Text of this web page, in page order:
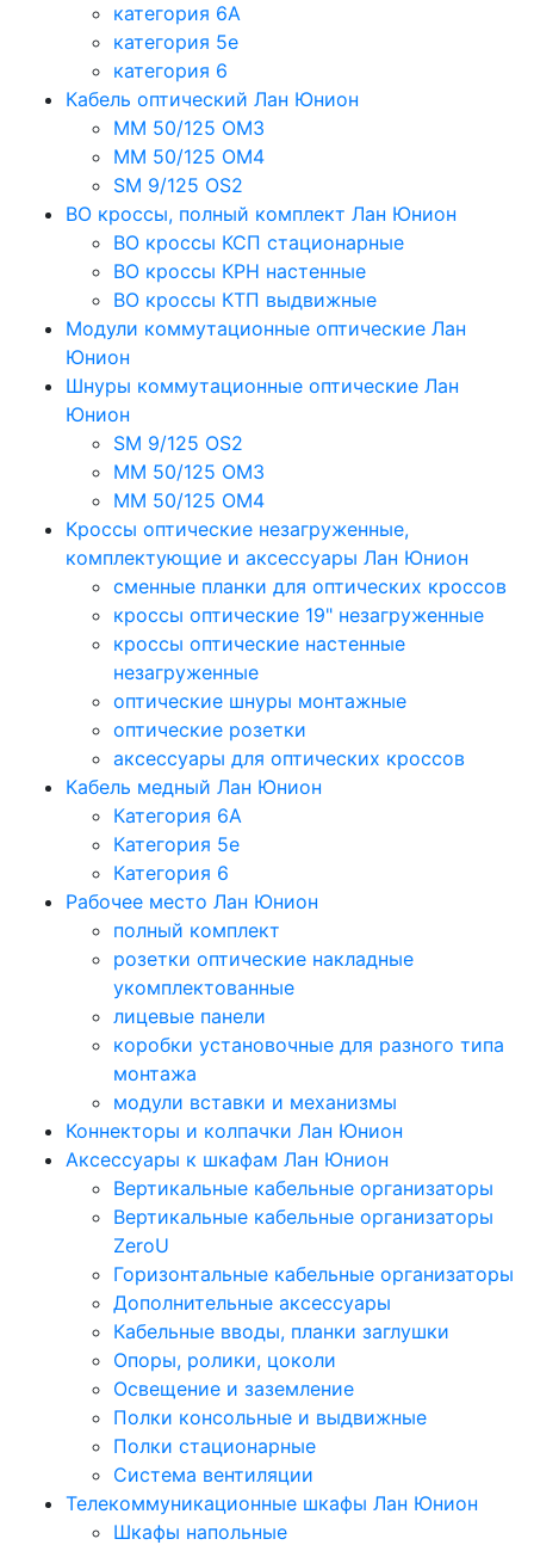
категория 6A
категория 5e
категория 6
Кабель оптический Лан Юнион
MM 50/125 OM3
MM 50/125 OM4
SM 9/125 OS2
ВО кроссы, полный комплект Лан Юнион
ВО кроссы КСП стационарные
ВО кроссы КРН настенные
ВО кроссы КТП выдвижные
Модули коммутационные оптические Лан
Юнион
Шнуры коммутационные оптические Лан
Юнион
SM 9/125 OS2
MM 50/125 OM3
MM 50/125 OM4
Кроссы оптические незагруженные,
комплектующие и аксессуары Лан Юнион
сменные планки для оптических кроссов
кроссы оптические 19" незагруженные
кроссы оптические настенные
незагруженные
оптические шнуры монтажные
оптические розетки
аксессуары для оптических кроссов
Кабель медный Лан Юнион
Категория 6A
Категория 5e
Категория 6
Рабочее место Лан Юнион
полный комплект
розетки оптические накладные
укомплектованные
лицевые панели
коробки установочные для разного типа
монтажа
модули вставки и механизмы
Коннекторы и колпачки Лан Юнион
Аксессуары к шкафам Лан Юнион
Вертикальные кабельные организаторы
Вертикальные кабельные организаторы
ZeroU
Горизонтальные кабельные организаторы
Дополнительные аксессуары
Кабельные вводы, планки заглушки
Опоры, ролики, цоколи
Освещение и заземление
Полки консольные и выдвижные
Полки стационарные
Система вентиляции
Телекоммуникационные шкафы Лан Юнион
Шкафы напольные